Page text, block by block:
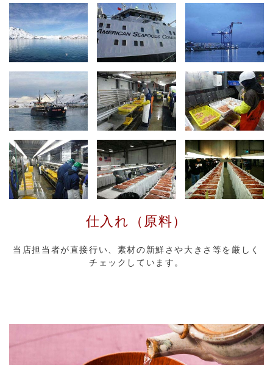
仕入れ（原料）
当店担当者が直接行い、素材の新鮮さや大きさ等を厳しく
チェックしています。